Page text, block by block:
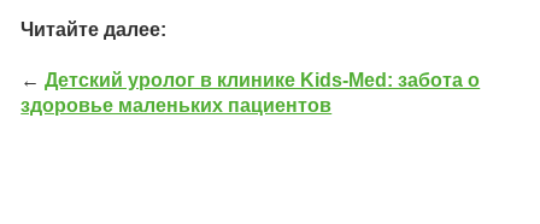
Читайте далее:
←Детский уролог в клинике Kids-Med: забота о
здоровье маленьких пациентов